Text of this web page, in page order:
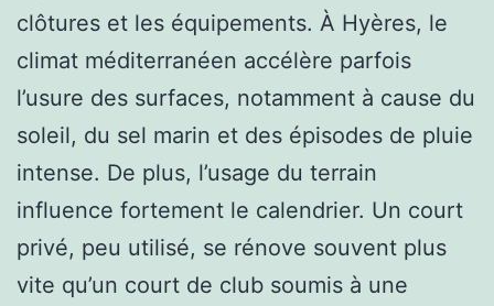
clôtures et les équipements. À Hyères, le
climat méditerranéen accélère parfois
l’usure des surfaces, notamment à cause du
soleil, du sel marin et des épisodes de pluie
intense. De plus, l’usage du terrain
influence fortement le calendrier. Un court
privé, peu utilisé, se rénove souvent plus
vite qu’un court de club soumis à une